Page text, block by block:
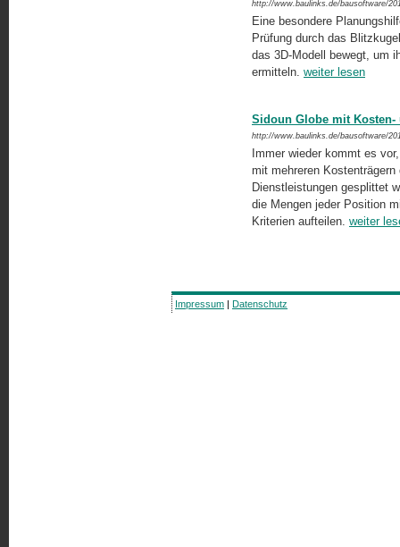
http://www.baulinks.de/bausoftware/
Eine besondere
Prüfung durch das
das 3D-Modell bewegt, um
ermitteln. weiter lesen
Sidoun Globe mit
http://www.baulinks.de/bausoftware/
Immer wieder kommt es
mit mehreren
Dienstleistungen gesplittet
die Mengen jeder Posi­tion
Kriterien aufteilen. weiter
Impressum | Datenschutz